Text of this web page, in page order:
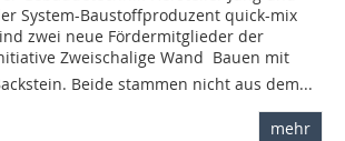
System-Baustoffproduzent quick-mix
zwei neue Fördermitglieder der
Zweischalige Wand  Bauen mit
Beide stammen nicht aus dem...
mehr